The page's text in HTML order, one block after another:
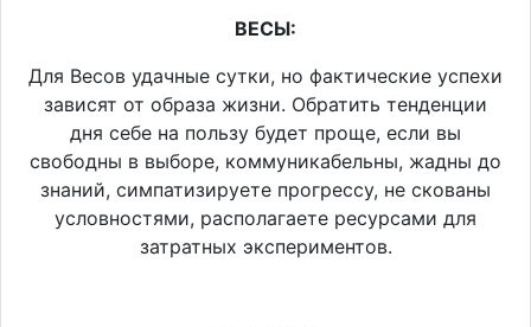
ВЕСЫ:
Для Весов удачные сутки, но фактические успехи
зависят от образа жизни. Обратить тенденции
дня себе на пользу будет проще, если вы
свободны в выборе, коммуникабельны, жадны до
знаний, симпатизируете прогрессу, не скованы
условностями, располагаете ресурсами для
затратных экспериментов.